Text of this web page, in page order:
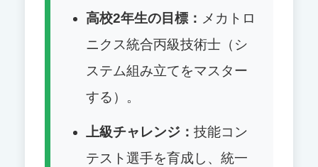
高校2年生の目標： メカトロ
ニクス統合丙級技術士（シ
ステム組み立てをマスター
する）。
上級チャレンジ： 技能コン
テスト選手を育成し、統一